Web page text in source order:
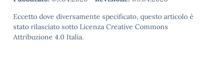
Eccetto dove diversamente specificato, questo articolo è
stato rilasciato sotto Licenza Creative Commons
Attribuzione 4.0 Italia.